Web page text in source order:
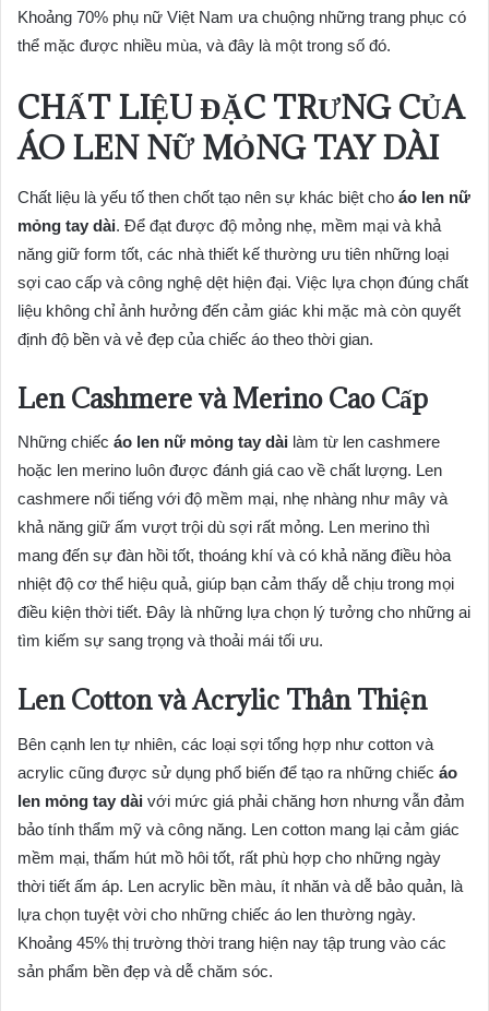
Khoảng 70% phụ nữ Việt Nam ưa chuộng những trang phục có
thể mặc được nhiều mùa, và đây là một trong số đó.
CHẤT LIỆU ĐẶC TRƯNG CỦA
ÁO LEN NỮ MỎNG TAY DÀI
Chất liệu là yếu tố then chốt tạo nên sự khác biệt cho áo len nữ
mỏng tay dài. Để đạt được độ mỏng nhẹ, mềm mại và khả
năng giữ form tốt, các nhà thiết kế thường ưu tiên những loại
sợi cao cấp và công nghệ dệt hiện đại. Việc lựa chọn đúng chất
liệu không chỉ ảnh hưởng đến cảm giác khi mặc mà còn quyết
định độ bền và vẻ đẹp của chiếc áo theo thời gian.
Len Cashmere và Merino Cao Cấp
Những chiếc áo len nữ mỏng tay dài làm từ len cashmere
hoặc len merino luôn được đánh giá cao về chất lượng. Len
cashmere nổi tiếng với độ mềm mại, nhẹ nhàng như mây và
khả năng giữ ấm vượt trội dù sợi rất mỏng. Len merino thì
mang đến sự đàn hồi tốt, thoáng khí và có khả năng điều hòa
nhiệt độ cơ thể hiệu quả, giúp bạn cảm thấy dễ chịu trong mọi
điều kiện thời tiết. Đây là những lựa chọn lý tưởng cho những ai
tìm kiếm sự sang trọng và thoải mái tối ưu.
Len Cotton và Acrylic Thân Thiện
Bên cạnh len tự nhiên, các loại sợi tổng hợp như cotton và
acrylic cũng được sử dụng phổ biến để tạo ra những chiếc áo
len mỏng tay dài với mức giá phải chăng hơn nhưng vẫn đảm
bảo tính thẩm mỹ và công năng. Len cotton mang lại cảm giác
mềm mại, thấm hút mồ hôi tốt, rất phù hợp cho những ngày
thời tiết ấm áp. Len acrylic bền màu, ít nhăn và dễ bảo quản, là
lựa chọn tuyệt vời cho những chiếc áo len thường ngày.
Khoảng 45% thị trường thời trang hiện nay tập trung vào các
sản phẩm bền đẹp và dễ chăm sóc.